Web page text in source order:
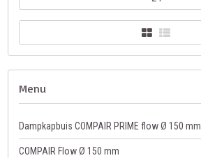
Menu
Dampkapbuis COMPAIR PRIME flow Ø 150 mm
COMPAIR Flow Ø 150 mm